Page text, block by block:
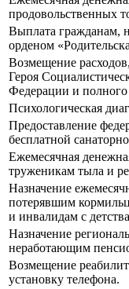
продовольственных
Выплата гражданам,
орденом
Возмещение
Героя
Федерации и
Психологическая
Предоставление
бесплатной
Ежемесячная
труженикам тыла и
Назначение
потерявшим
и инвалидам с
Назначение
неработающим
Возмещение
установку телефона.